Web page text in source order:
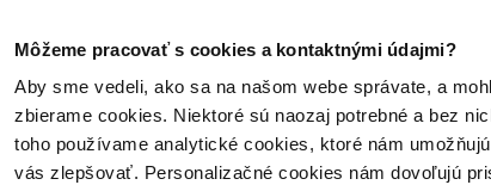
Môžeme pracovať s cookies a kontaktnými údajmi?
Aby sme vedeli, ako sa na našom webe správate, a
zbierame cookies. Niektoré sú naozaj potrebné a bez
toho používame analytické cookies, ktoré nám
vás zlepšovať. Personalizačné cookies nám dovoľujú
Poukážky Kontakt